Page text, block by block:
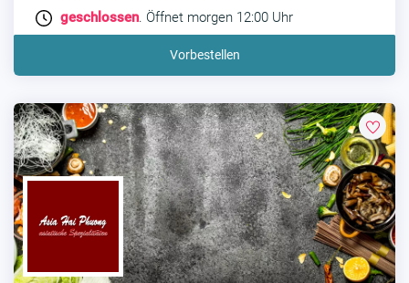
geschlossen. Öffnet morgen 12:00 Uhr
Vorbestellen